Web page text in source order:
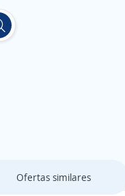
Ofertas similares